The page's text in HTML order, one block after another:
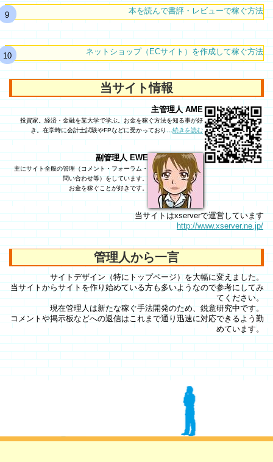
本を読んで書評・レビューで稼ぐ方法
ネットショップ（ECサイト）を作成して稼ぐ方法
当サイト情報
主管理人 AME
投資家。経済・金融を某大学で学ぶ。お金を稼ぐ方法を知る事が好
き。在学時に会計士試験やFPなどに受かっており…続きを読む
副管理人 EWE
主にサイト全般の管理（コメント・フォーラム・
問い合わせ等）をしています。
お金を稼ぐことが好きです。
当サイトはxserverで運営しています
http://www.xserver.ne.jp/
管理人から一言
サイトデザイン（特にトップページ）を大幅に変えました。
当サイトからサイトを作り始めている方も多いようなので参考にしてみ
てください。
現在管理人は新たな稼ぐ手法開発のため、鋭意研究中です。
コメントや掲示板などへの返信はこれまで通り迅速に対応できるよう勤
めています。